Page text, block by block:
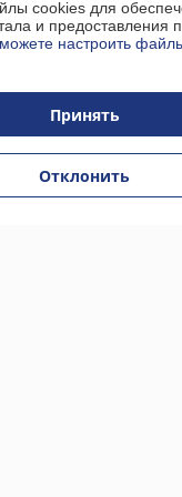
cookies
Deal.by
cookies для
и предоставления
настроить
Принять
Отклонить